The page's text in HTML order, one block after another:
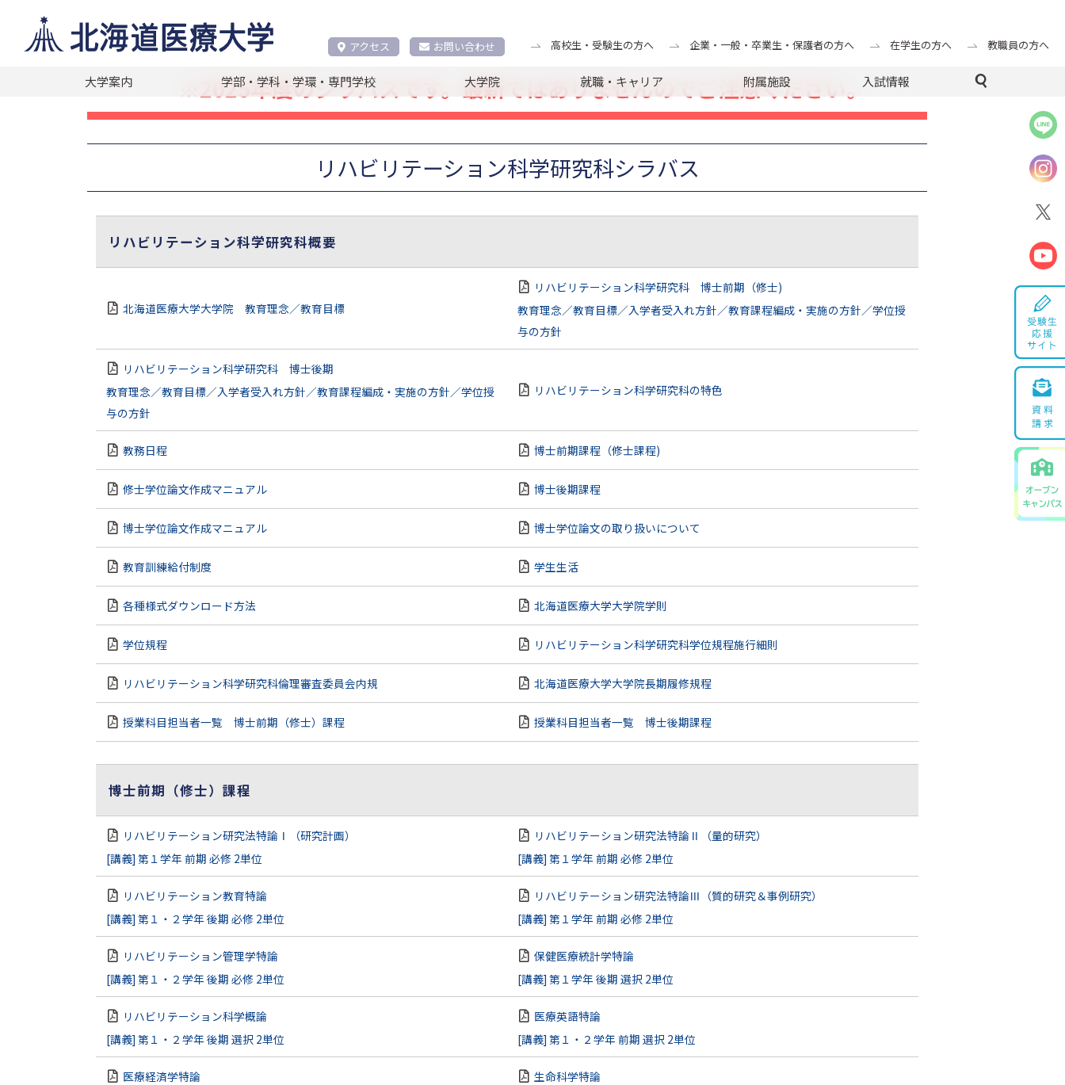
アクセス お問い合わせ 高校生・受験生の方へ 企業・一般・卒業生・保護者の方へ 在学生の方へ 教職員の方へ
大学案内 学部・学科・学環・専門学校 大学院 就職・キャリア 附属施設 入試情報
2025年度のシラバスです。最新ではありませんのでご注意ください。
リハビリテーション科学研究科シラバス
リハビリテーション科学研究科概要
北海道医療大学大学院 教育理念／教育目標
リハビリテーション科学研究科 博士前期（修士)
教育理念／教育目標／入学者受入れ方針／教育課程編成・実施の方針／学位授
与の方針
リハビリテーション科学研究科 博士後期
教育理念／教育目標／入学者受入れ方針／教育課程編成・実施の方針／学位授
与の方針
リハビリテーション科学研究科の特色
教務日程 博士前期課程（修士課程)
修士学位論文作成マニュアル 博士後期課程
博士学位論文作成マニュアル 博士学位論文の取り扱いについて
教育訓練給付制度 学生生活
各種様式ダウンロード方法 北海道医療大学大学院学則
学位規程 リハビリテーション科学研究科学位規程施行細則
リハビリテーション科学研究科倫理審査委員会内規 北海道医療大学大学院長期履修規程
授業科目担当者一覧 博士前期（修士）課程 授業科目担当者一覧 博士後期課程
博士前期（修士）課程
リハビリテーション研究法特論Ⅰ（研究計画）
[講義] 第１学年 前期 必修 2単位
リハビリテーション研究法特論Ⅱ（量的研究）
[講義] 第１学年 前期 必修 2単位
リハビリテーション教育特論
[講義] 第１・２学年 後期 必修 2単位
リハビリテーション研究法特論Ⅲ（質的研究＆事例研究）
[講義] 第１学年 前期 必修 2単位
リハビリテーション管理学特論
[講義] 第１・２学年 後期 必修 2単位
保健医療統計学特論
[講義] 第１学年 後期 選択 2単位
リハビリテーション科学概論
[講義] 第１・２学年 後期 選択 2単位
医療英語特論
[講義] 第１・２学年 前期 選択 2単位
医療経済学特論
生命科学特論